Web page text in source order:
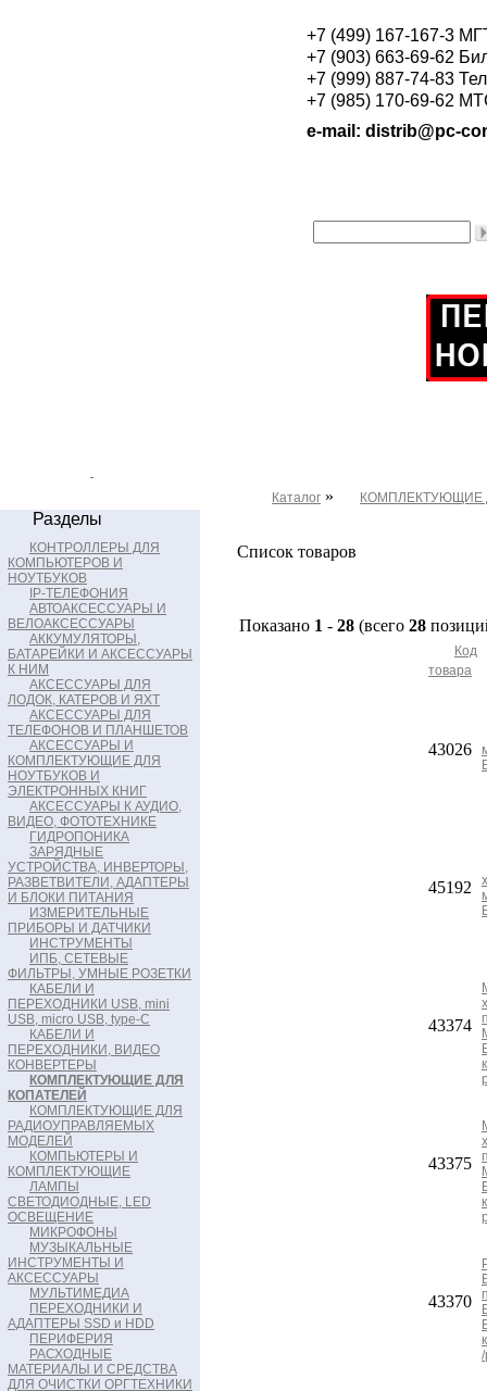
+7 (499) 167-167-3
+7 (903) 663-69-62
+7 (999) 887-74-83
+7 (985) 170-69-62
e-mail: distrib@pc-
Каталог » КОМПЛЕКТУЮЩИЕ
Разделы
КОНТРОЛЛЕРЫ ДЛЯ
КОМПЬЮТЕРОВ И
НОУТБУКОВ
IP-ТЕЛЕФОНИЯ
АВТОАКСЕССУАРЫ И
ВЕЛОАКСЕССУАРЫ
АККУМУЛЯТОРЫ,
БАТАРЕЙКИ И АКСЕССУАРЫ
К НИМ
АКСЕССУАРЫ ДЛЯ
ЛОДОК, КАТЕРОВ И ЯХТ
АКСЕССУАРЫ ДЛЯ
ТЕЛЕФОНОВ И ПЛАНШЕТОВ
АКСЕССУАРЫ И
КОМПЛЕКТУЮЩИЕ ДЛЯ
НОУТБУКОВ И
ЭЛЕКТРОННЫХ КНИГ
АКСЕССУАРЫ К АУДИО,
ВИДЕО, ФОТОТЕХНИКЕ
ГИДРОПОНИКА
ЗАРЯДНЫЕ
УСТРОЙСТВА, ИНВЕРТОРЫ,
РАЗВЕТВИТЕЛИ, АДАПТЕРЫ
И БЛОКИ ПИТАНИЯ
ИЗМЕРИТЕЛЬНЫЕ
ПРИБОРЫ И ДАТЧИКИ
ИНСТРУМЕНТЫ
ИПБ, СЕТЕВЫЕ
ФИЛЬТРЫ, УМНЫЕ РОЗЕТКИ
КАБЕЛИ И
ПЕРЕХОДНИКИ USB, mini
USB, micro USB, type-C
КАБЕЛИ И
ПЕРЕХОДНИКИ, ВИДЕО
КОНВЕРТЕРЫ
КОМПЛЕКТУЮЩИЕ ДЛЯ
КОПАТЕЛЕЙ
КОМПЛЕКТУЮЩИЕ ДЛЯ
РАДИОУПРАВЛЯЕМЫХ
МОДЕЛЕЙ
КОМПЬЮТЕРЫ И
КОМПЛЕКТУЮЩИЕ
ЛАМПЫ
СВЕТОДИОДНЫЕ, LED
ОСВЕЩЕНИЕ
МИКРОФОНЫ
МУЗЫКАЛЬНЫЕ
ИНСТРУМЕНТЫ И
АКСЕССУАРЫ
МУЛЬТИМЕДИА
ПЕРЕХОДНИКИ И
АДАПТЕРЫ SSD и HDD
ПЕРИФЕРИЯ
РАСХОДНЫЕ
МАТЕРИАЛЫ И СРЕДСТВА
ДЛЯ ОЧИСТКИ ОРГТЕХНИКИ
Список товаров
Показано 1 - 28 (всего 28
Код
товара
43026
45192
43374
43375
43370